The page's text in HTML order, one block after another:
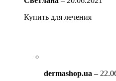
Купить для лечения
dermashop.ua –